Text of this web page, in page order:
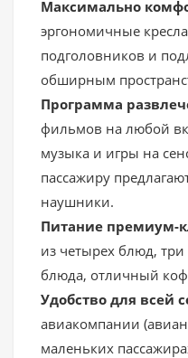
Максимально
эргономичные
подголовников и
обширным
Программа
фильмов на любой
музыка и игры на
пассажиру
наушники.
Питание премиум-
из четырех блюд,
блюда, отличный
Удобство для всей
авиакомпании
маленьких